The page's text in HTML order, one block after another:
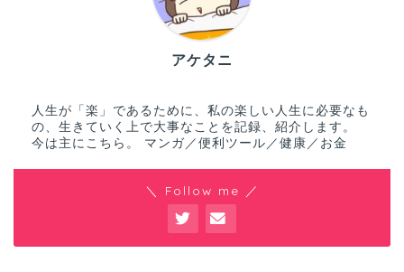
アケタニ
人生が「楽」であるために、私の楽しい人生に必要なも
の、生きていく上で大事なことを記録、紹介します。
今は主にこちら。 マンガ／便利ツール／健康／お金
＼ Follow me ／